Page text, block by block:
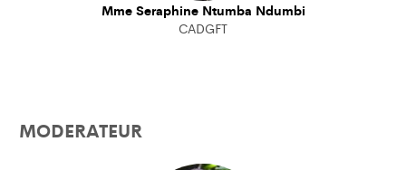
Mme Seraphine Ntumba Ndumbi
CADGFT
MODERATEUR